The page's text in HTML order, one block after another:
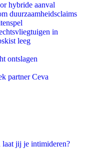
hybride aanval
duurzaamheidsclaims
in
leeg
ontslagen
partner Ceva
laat jij je intimideren?